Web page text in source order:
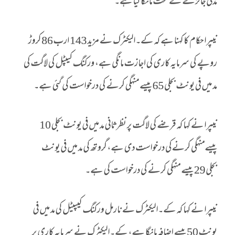
نیپرا حکام کا کہنا ہے کہ کے۔الیکٹرک نے مزید 143 ارب 86 کروڑ
روپے کی سرمایہ کاری کی اجازت مانگی ہے، ورکنگ کیپٹل کی لاگت کی
مد میں فی یونٹ بجلی 65 پیسے منہگی کرنے کی درخواست کی گئی ہے۔
نیپرا نے کہا کہ قرضے کی لاگت پر نظرثانی مد میں فی یونٹ بجلی 10
پیسےمنہگی کرنےکی درخواست دی ہے، گروتھ کی مد میں فی یونٹ
بجلی 29 پیسے منہگی کرنے کی درخواست کی ہے۔
نیپرا نے کہا کہ کے۔الیکٹرک نے نارمل ورکنگ کیپیٹل کی مد میں فی